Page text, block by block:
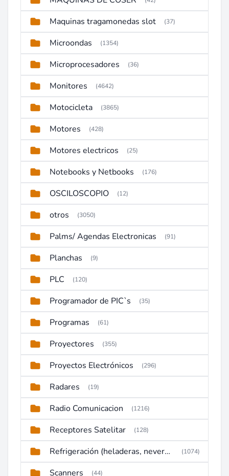
Maquinas tragamonedas slot (37)
Microondas (1354)
Microprocesadores (36)
Monitores (4642)
Motocicleta (3865)
Motores (428)
Motores electricos (25)
Notebooks y Netbooks (176)
OSCILOSCOPIO (12)
otros (3050)
Palms/ Agendas Electronicas (91)
Planchas (9)
PLC (120)
Programador de PIC`s (35)
Programas (61)
Proyectores (355)
Proyectos Electrónicos (296)
Radares (19)
Radio Comunicacion (1216)
Receptores Satelitar (128)
Refrigeración (heladeras, neveras, congeladores) (1074)
Scanners (44)